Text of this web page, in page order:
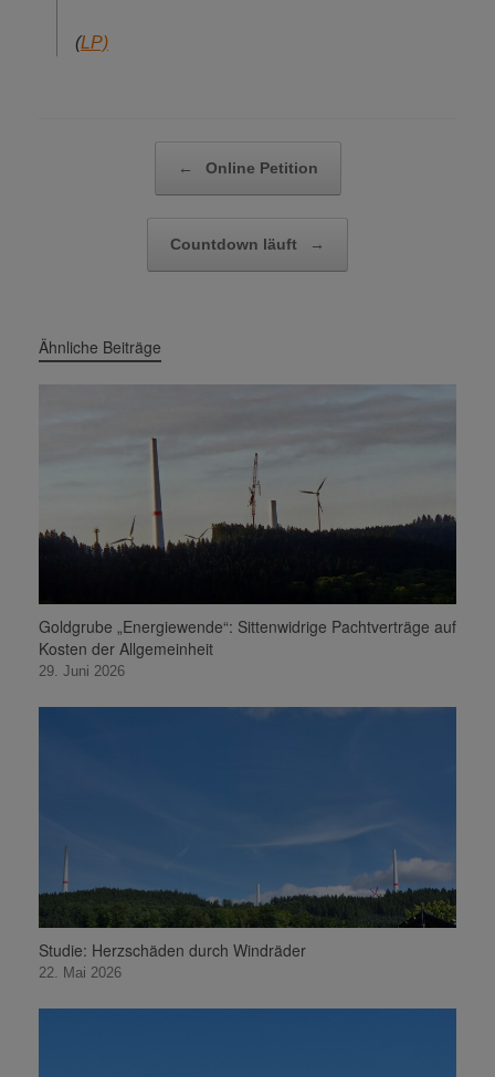
(LP)
← Online Petition
Countdown läuft →
Ähnliche Beiträge
Goldgrube „Energiewende“: Sittenwidrige Pachtverträge auf
Kosten der Allgemeinheit
29. Juni 2026
Studie: Herzschäden durch Windräder
22. Mai 2026